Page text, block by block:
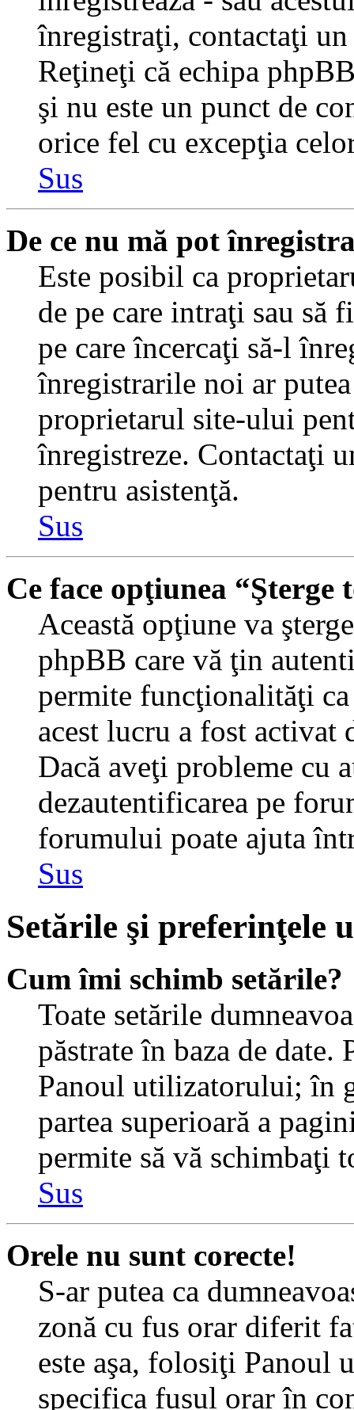
înregistraţi, contactaţi
Reţineţi că echipa
şi nu este un punct de
orice fel cu excepţia
Sus
De ce nu mă pot
Este posibil ca
de pe care intraţi sau să
pe care încercaţi să-l
înregistrarile noi ar
proprietarul site-ului
înregistreze. Contactaţi
pentru asistenţă.
Sus
Ce face opţiunea
Această opţiune va
phpBB care vă ţin
permite funcţionalităţi
acest lucru a fost
Dacă aveţi probleme cu
dezautentificarea pe
forumului poate ajuta
Sus
Setările şi preferinţele
Cum îmi schimb setările?
Toate setările
păstrate în baza de
Panoul utilizatorului; în
partea superioară a
permite să vă schimbaţi
Sus
Orele nu sunt corecte!
S-ar putea ca
zonă cu fus orar diferit
este aşa, folosiţi Panoul
specifica fusul orar în